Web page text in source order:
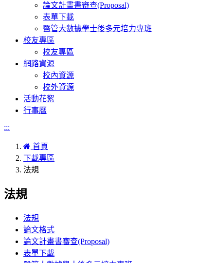
論文計畫書審查(Proposal)
表單下載
醫管大數據學士後多元培力專班
校友專區
校友專區
網路資源
校內資源
校外資源
活動花絮
行事曆
:::
首頁
下載專區
法規
法規
法規
論文格式
論文計畫書審查(Proposal)
表單下載